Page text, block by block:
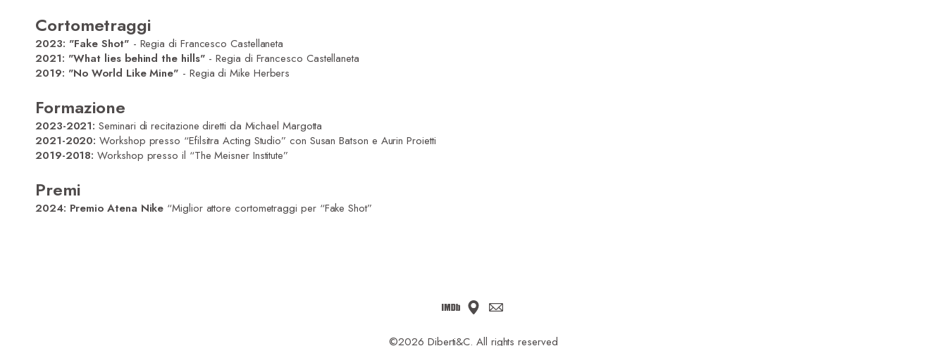
Cortometraggi
2023: "Fake Shot" - Regia di Francesco Castellaneta
2021: "What lies behind the hills" - Regia di Francesco Castellaneta
2019: "No World Like Mine" - Regia di Mike Herbers
Formazione
2023-2021: Seminari di recitazione diretti da Michael Margotta
2021-2020: Workshop presso “Efilsitra Acting Studio” con Susan Batson e Aurin Proietti
2019-2018: Workshop presso il “The Meisner Institute”
Premi
2024: Premio Atena Nike “Miglior attore cortometraggi per “Fake Shot”
©2026 Diberti&C. All rights reserved